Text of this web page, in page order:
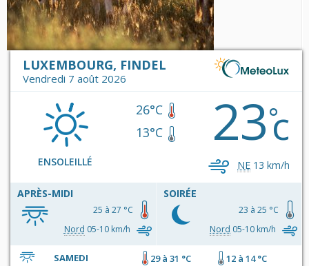
LUXEMBOURG, FINDEL
Vendredi 7 août 2026
ENSOLEILLÉ
26°C
13°C
23°c
NE 13 km/h
APRÈS-MIDI
25 à 27 °C
Nord 05-10 km/h
SOIRÉE
23 à 25 °C
Nord 05-10 km/h
SAMEDI 29 à 31 °C
12 à 14 °C